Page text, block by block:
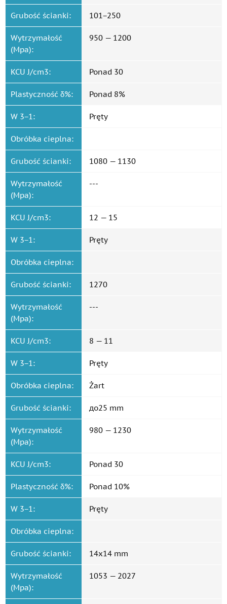
Grubość ścianki: 101−250
Wytrzymałość
(Mpa):
950 — 1200
KCU J/cm3: Ponad 30
Plastyczność δ%: Ponad 8%
W 3−1: Pręty
Obróbka cieplna:
Grubość ścianki: 1080 — 1130
Wytrzymałość
(Mpa):
---
KCU J/cm3: 12 — 15
W 3−1: Pręty
Obróbka cieplna:
Grubość ścianki: 1270
Wytrzymałość
(Mpa):
---
KCU J/cm3: 8 — 11
W 3−1: Pręty
Obróbka cieplna: Żart
Grubość ścianki: до25 mm
Wytrzymałość
(Mpa):
980 — 1230
KCU J/cm3: Ponad 30
Plastyczność δ%: Ponad 10%
W 3−1: Pręty
Obróbka cieplna:
Grubość ścianki: 14x14 mm
Wytrzymałość
(Mpa):
1053 — 2027